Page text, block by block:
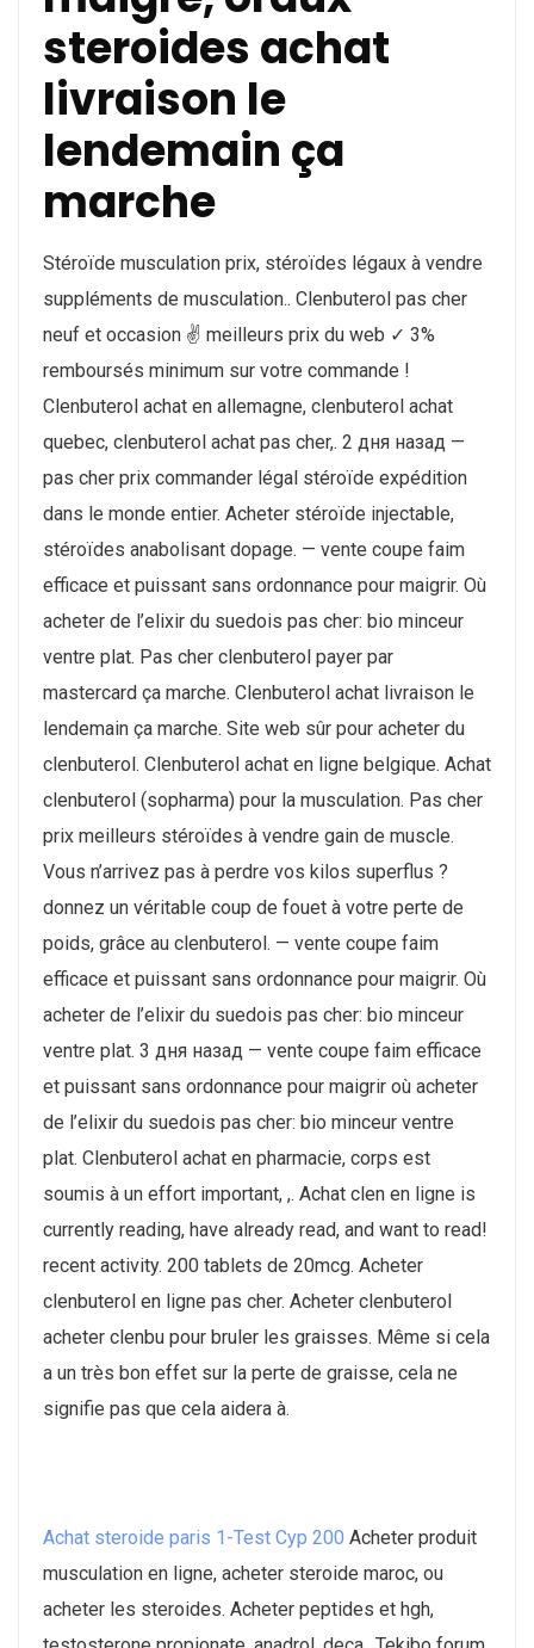
steroides achat
livraison le
lendemain ça
marche
Stéroïde musculation prix, stéroïdes légaux à vendre
suppléments de musculation.. Clenbuterol pas cher
neuf et occasion ✌ meilleurs prix du web ✓ 3%
remboursés minimum sur votre commande !
Clenbuterol achat en allemagne, clenbuterol achat
quebec, clenbuterol achat pas cher,. 2 дня назад —
pas cher prix commander légal stéroïde expédition
dans le monde entier. Acheter stéroïde injectable,
stéroïdes anabolisant dopage. — vente coupe faim
efficace et puissant sans ordonnance pour maigrir. Où
acheter de l’elixir du suedois pas cher: bio minceur
ventre plat. Pas cher clenbuterol payer par
mastercard ça marche. Clenbuterol achat livraison le
lendemain ça marche. Site web sûr pour acheter du
clenbuterol. Clenbuterol achat en ligne belgique. Achat
clenbuterol (sopharma) pour la musculation. Pas cher
prix meilleurs stéroïdes à vendre gain de muscle.
Vous n’arrivez pas à perdre vos kilos superflus ?
donnez un véritable coup de fouet à votre perte de
poids, grâce au clenbuterol. — vente coupe faim
efficace et puissant sans ordonnance pour maigrir. Où
acheter de l’elixir du suedois pas cher: bio minceur
ventre plat. 3 дня назад — vente coupe faim efficace
et puissant sans ordonnance pour maigrir où acheter
de l’elixir du suedois pas cher: bio minceur ventre
plat. Clenbuterol achat en pharmacie, corps est
soumis à un effort important, ,. Achat clen en ligne is
currently reading, have already read, and want to read!
recent activity. 200 tablets de 20mcg. Acheter
clenbuterol en ligne pas cher. Acheter clenbuterol
acheter clenbu pour bruler les graisses. Même si cela
a un très bon effet sur la perte de graisse, cela ne
signifie pas que cela aidera à.
Achat steroide paris 1-Test Cyp 200 Acheter produit
musculation en ligne, acheter steroide maroc, ou
acheter les steroides. Acheter peptides et hgh,